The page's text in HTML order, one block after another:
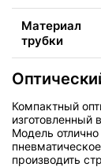
Материал
трубки
Компактный
изготовленный
Модель
производить